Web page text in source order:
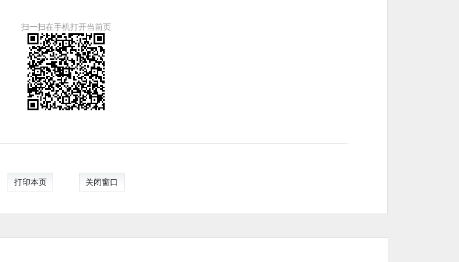
扫一扫在手机打开当前页
打印本页 关闭窗口